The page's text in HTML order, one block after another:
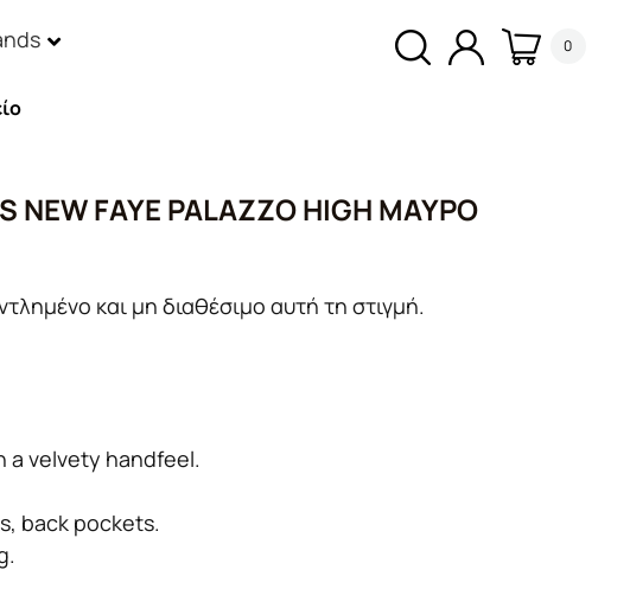
0
NEW FAYE PALAZZO HIGH ΜΑΎΡΟ
και μη διαθέσιμο αυτή τη στιγμή.
a velvety handfeel.
back pockets.